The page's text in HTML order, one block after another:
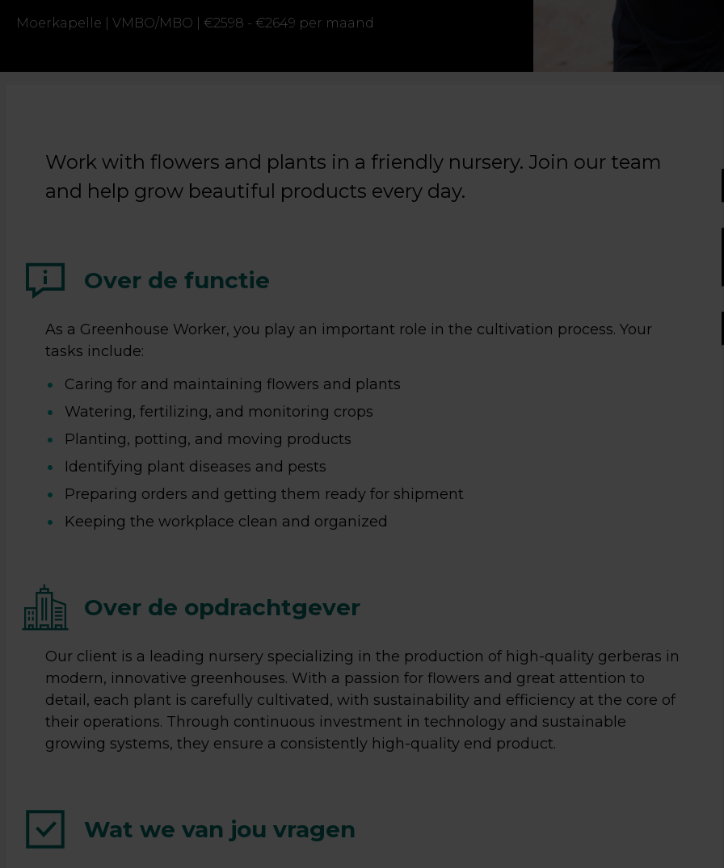
Moerkapelle | VMBO/MBO | €2598 - €2649 per maand
Work with flowers and plants in a friendly nursery. Join our team
and help grow beautiful products every day.
Over de functie
As a Greenhouse Worker, you play an important role in the cultivation process. Your
tasks include:
Caring for and maintaining flowers and plants
Watering, fertilizing, and monitoring crops
Planting, potting, and moving products
Identifying plant diseases and pests
Preparing orders and getting them ready for shipment
Keeping the workplace clean and organized
Over de opdrachtgever
Our client is a leading nursery specializing in the production of high-quality gerberas in
modern, innovative greenhouses. With a passion for flowers and great attention to
detail, each plant is carefully cultivated, with sustainability and efficiency at the core of
their operations. Through continuous investment in technology and sustainable
growing systems, they ensure a consistently high-quality end product.
Wat we van jou vragen